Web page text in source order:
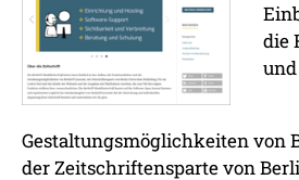
die
Gestaltungsmöglichkeiten von
der Zeitschriftensparte von